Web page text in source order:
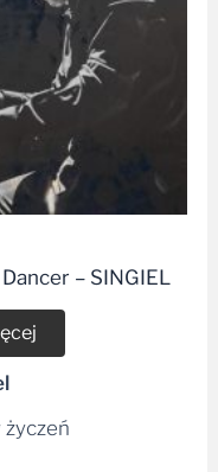
– SINGIEL